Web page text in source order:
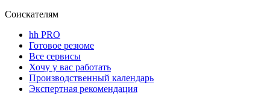
Соискателям
hh PRO
Готовое резюме
Все сервисы
Хочу у вас работать
Производственный календарь
Экспертная рекомендация